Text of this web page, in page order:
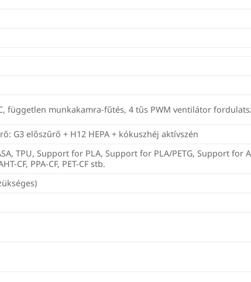
független munkakamra-fűtés, 4 tűs PWM ventilátor
G3 előszűrő + H12 HEPA + kókuszhéj aktívszén
TPU, Support for PLA, Support for PLA/PETG, Support for
CF, PPA-CF, PET-CF stb.